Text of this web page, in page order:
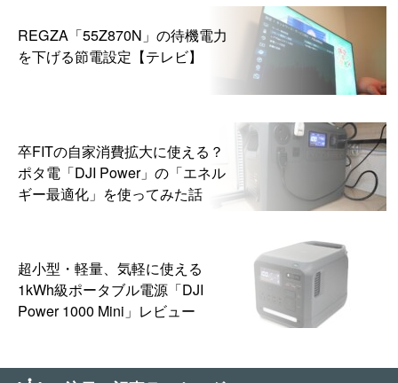
REGZA「55Z870N」の待機電力
を下げる節電設定【テレビ】
卒FITの自家消費拡大に使える？
ポタ電「DJI Power」の「エネル
ギー最適化」を使ってみた話
超小型・軽量、気軽に使える
1kWh級ポータブル電源「DJI
Power 1000 Mini」レビュー